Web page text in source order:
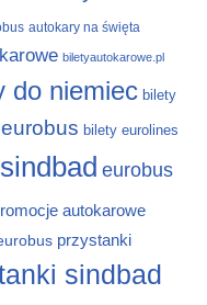
autokary na święta
biletyautokarowe.pl
do niemiec bilety
bilety eurolines
eurobus
autokarowe
przystanki
sindbad